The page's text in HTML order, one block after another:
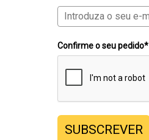
Confirme o seu pedido*
SUBSCREVER